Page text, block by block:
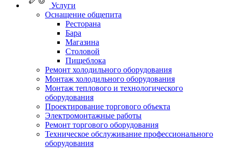
Услуги
Оснащение общепита
Ресторана
Бара
Магазина
Столовой
Пищеблока
Ремонт холодильного оборудования
Монтаж холодильного оборудования
Монтаж теплового и технологического
оборудования
Проектирование торгового объекта
Электромонтажные работы
Ремонт торгового оборудования
Техническое обслуживание профессионального
оборудования